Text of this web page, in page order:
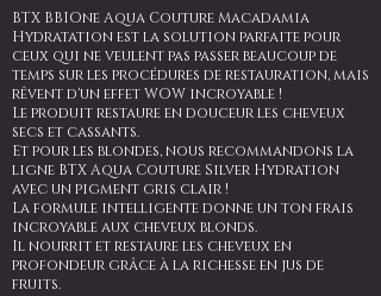
BTX BBIOne Aqua Couture Macadamia
Hydratation est la solution parfaite pour
ceux qui ne veulent pas passer beaucoup de
temps sur les procédures de restauration, mais
rêvent d'un effet WOW incroyable !
Le produit restaure en douceur les cheveux
secs et cassants.
Et pour les blondes, nous recommandons la
ligne BTX Aqua Couture Silver Hydration
avec un pigment gris clair !
La formule intelligente donne un ton frais
incroyable aux cheveux blonds.
Il nourrit et restaure les cheveux en
profondeur grâce à la richesse en jus de
fruits.